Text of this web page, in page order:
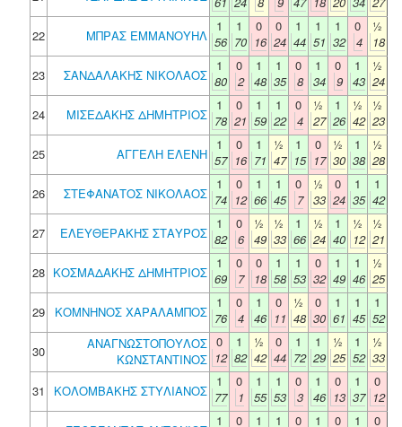
22
ΜΠΡΑΣ ΕΜΜΑΝΟΥΗΛ
1
56
1
70
0
16
0
24
1
44
1
51
1
32
0
4
½
18
23
ΣΑΝΔΑΛΑΚΗΣ ΝΙΚΟΛΑΟΣ
1
80
0
2
1
48
1
35
0
8
1
34
0
9
1
43
½
24
24
ΜΙΣΕΔΑΚΗΣ ΔΗΜΗΤΡΙΟΣ
1
78
0
21
1
59
1
22
0
4
½
27
1
26
½
42
½
23
25
ΑΓΓΕΛΗ ΕΛΕΝΗ
1
57
0
16
1
71
½
47
1
15
0
17
½
30
1
38
½
28
26
ΣΤΕΦΑΝΑΤΟΣ ΝΙΚΟΛΑΟΣ
1
74
0
12
1
66
1
45
0
7
½
33
0
24
1
35
1
42
27
ΕΛΕΥΘΕΡΑΚΗΣ ΣΤΑΥΡΟΣ
1
82
0
6
½
49
½
33
1
66
½
24
1
40
½
12
½
21
28 ΚΟΣΜΑΔΑΚΗΣ ΔΗΜΗΤΡΙΟΣ
1
69
0
7
0
18
1
58
1
53
0
32
1
49
1
46
½
25
29
ΚΟΜΝΗΝΟΣ ΧΑΡΑΛΑΜΠΟΣ
1
76
0
4
1
46
0
11
½
48
0
30
1
61
1
45
1
52
30
ΑΝΑΓΝΩΣΤΟΠΟΥΛΟΣ
ΚΩΝΣΤΑΝΤΙΝΟΣ
0
12
1
82
½
42
0
44
1
72
1
29
½
25
1
52
½
33
31
ΚΟΛΟΜΒΑΚΗΣ ΣΤΥΛΙΑΝΟΣ
1
77
0
1
1
55
1
53
0
3
1
46
0
13
1
37
0
12
1 0 1 1 0 1 0 1 0